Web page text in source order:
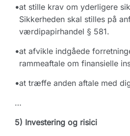
•at stille krav om yderligere
Sikkerheden skal stilles på
værdipapirhandel § 581.
•at afvikle indgåede
rammeaftale om finansielle
•at træffe anden aftale med
…
5) Investering og risici